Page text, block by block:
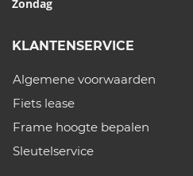
Zondag
KLANTENSERVICE
Algemene voorwaarden
Fiets lease
Frame hoogte bepalen
Sleutelservice